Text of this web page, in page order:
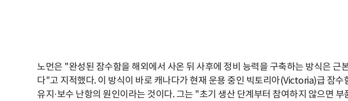
노먼은 "완성된 잠수함을 해외에서 사온 뒤 사후에 정비 능력을 구축하는 방식은 근
다"고 지적했다. 이 방식이 바로 캐나다가 현재 운용 중인 빅토리아(Victoria)급 잠수
유지·보수 난항의 원인이라는 것이다. 그는 "초기 생산 단계부터 참여하지 않으면 부